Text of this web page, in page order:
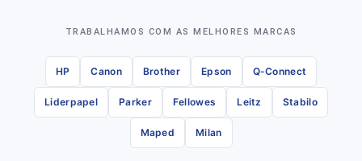
TRABALHAMOS COM AS MELHORES MARCAS
HP Canon Brother Epson Q-Connect
Liderpapel Parker Fellowes Leitz Stabilo
Maped Milan